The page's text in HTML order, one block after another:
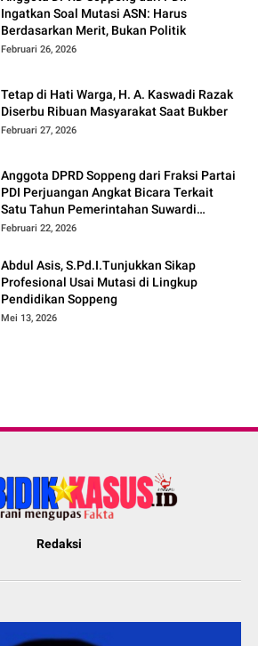
Ingatkan Soal Mutasi ASN: Harus
Berdasarkan Merit, Bukan Politik
Februari 26, 2026
Tetap di Hati Warga, H. A. Kaswadi Razak
Diserbu Ribuan Masyarakat Saat Bukber
Februari 27, 2026
Anggota DPRD Soppeng dari Fraksi Partai
PDI Perjuangan Angkat Bicara Terkait
Satu Tahun Pemerintahan Suwardi
Haseng – Selle KS Dalle
Februari 22, 2026
Abdul Asis, S.Pd.I.Tunjukkan Sikap
Profesional Usai Mutasi di Lingkup
Pendidikan Soppeng
Mei 13, 2026
Redaksi